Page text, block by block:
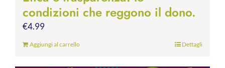
condizioni che reggono il dono.
€4.99
Aggiungi al carrello Dettagli